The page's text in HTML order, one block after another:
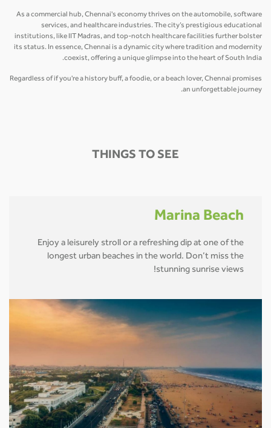
As a commercial hub, Chennai's economy thrives on the automobile, software
services, and healthcare industries. The city’s prestigious educational
institutions, like IIT Madras, and top-notch healthcare facilities further bolster
its status. In essence, Chennai is a dynamic city where tradition and modernity
coexist, offering a unique glimpse into the heart of South India.
Regardless of if you're a history buff, a foodie, or a beach lover, Chennai promises
an unforgettable journey.
THINGS TO SEE
Marina Beach
Enjoy a leisurely stroll or a refreshing dip at one of the
longest urban beaches in the world. Don’t miss the
stunning sunrise views!